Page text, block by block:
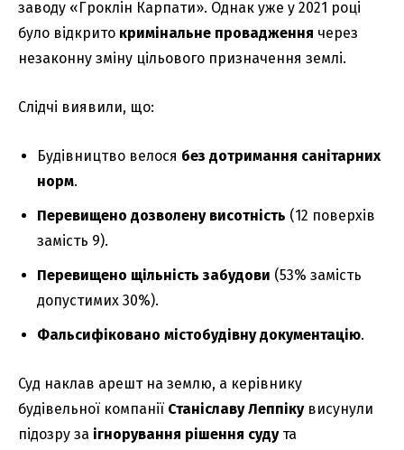
заводу «Гроклін Карпати». Однак уже у 2021 році
було відкрито кримінальне провадження через
незаконну зміну цільового призначення землі.
Слідчі виявили, що:
Будівництво велося без дотримання санітарних
норм.
Перевищено дозволену висотність (12 поверхів
замість 9).
Перевищено щільність забудови (53% замість
допустимих 30%).
Фальсифіковано містобудівну документацію.
Суд наклав арешт на землю, а керівнику
будівельної компанії Станіславу Леппікувисунули
підозру за ігнорування рішення судута